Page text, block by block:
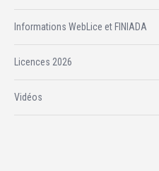
Informations WebLice et FINIADA
Licences 2026
Vidéos